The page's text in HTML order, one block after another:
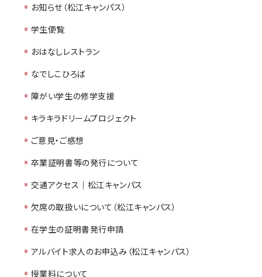
お知らせ（松江キャンパス）
学生便覧
おはなしレストラン
なでしこひろば
障がい学生の修学支援
キラキラドリームプロジェクト
ご意見・ご感想
卒業証明書等の発行について
交通アクセス｜松江キャンパス
欠席の取扱いについて（松江キャンパス）
在学生の証明書発行申請
アルバイト求人のお申込み（松江キャンパス）
授業料について